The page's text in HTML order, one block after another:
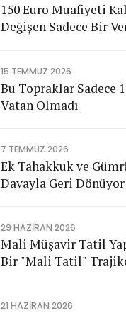
150 Euro Muafiyeti
Değişen Sadece Bir
15 TEMMUZ 2026
Bu Topraklar Sadece
Vatan Olmadı
7 TEMMUZ 2026
Ek Tahakkuk ve
Davayla Geri
29 HAZIRAN 2026
Mali Müşavir Tatil
Bir "Mali Tatil"
21 HAZIRAN 2026